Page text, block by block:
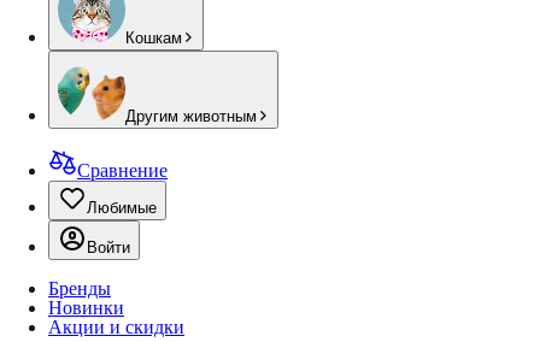
Кошкам
Другим животным
Сравнение
Любимые
Войти
Бренды
Новинки
Акции и скидки